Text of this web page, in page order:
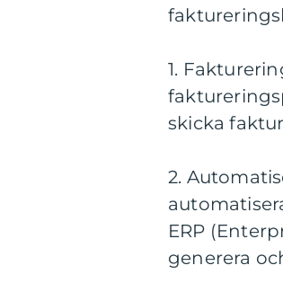
1.
skicka
2.
ERP
generera